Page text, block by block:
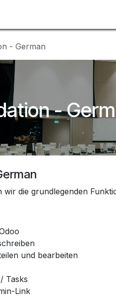
- German
-
wir die grundlegenden
und bearbeiten
Tasks
Link